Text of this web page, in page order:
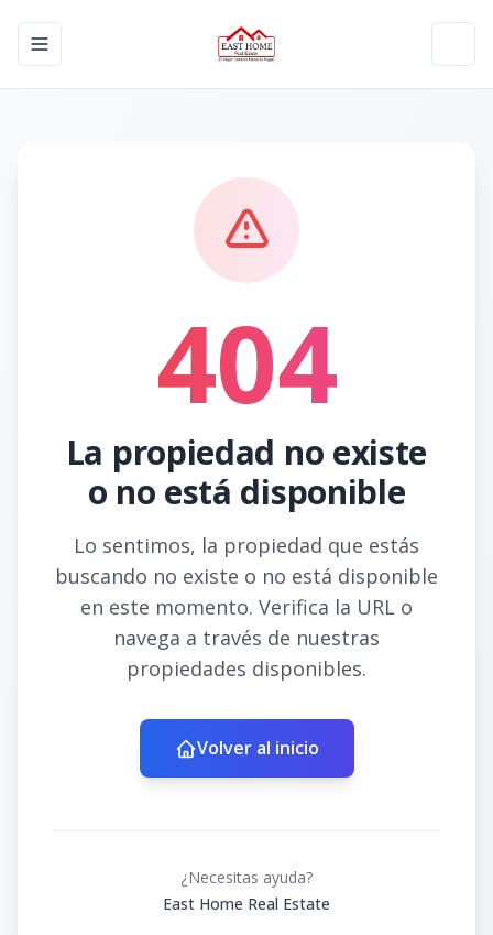
Toggle navigation menu
404
La propiedad no existe
o no está disponible
Lo sentimos, la propiedad que estás
buscando no existe o no está disponible
en este momento. Verifica la URL o
navega a través de nuestras
propiedades disponibles.
Volver al inicio
¿Necesitas ayuda?
East Home Real Estate